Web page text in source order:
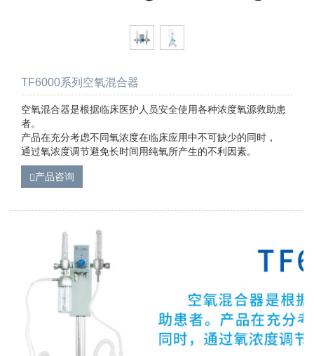
TF6000系列空氧混合器
空氧混合器是根据临床医护人员安全使用各种浓度氧源救助患
者。
产品在充分考虑不同氧浓度在临床应用中不可缺少的同时，
通过氧浓度调节避免长时间用纯氧所产生的不利因素。
产品咨询